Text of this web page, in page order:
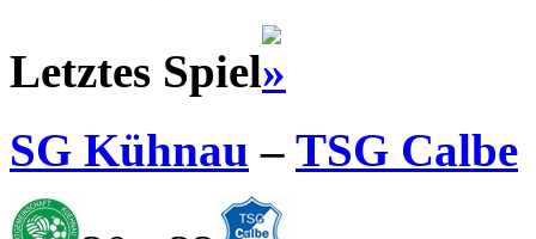
Letztes Spiel
SG Kühnau – TSG Calbe